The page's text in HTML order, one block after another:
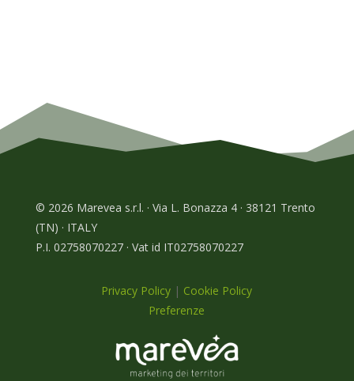
© 2026 Marevea s.r.l. · Via L. Bonazza 4 · 38121 Trento
(TN) · ITALY
P.I. 02758070227 · Vat id IT02758070227
Privacy Policy | Cookie Policy
Preferenze